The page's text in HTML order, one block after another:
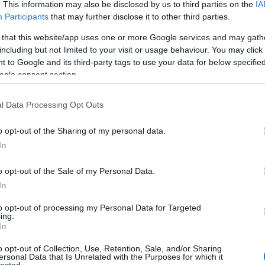
This information may also be disclosed by us to third parties on the
Participants that may further disclose it to other third parties.
that this website/app uses one or more Google services and may
but not limited to your visit or usage behaviour. You may
to Google and its third-party tags to use your data for below
consent section.
Data Processing Opt Outs
opt-out of the Sharing of my personal data.
opt-out of the Sale of my Personal Data.
opt-out of processing my Personal Data for Targeted
opt-out of Collection, Use, Retention, Sale, and/or Sharing
Data that Is Unrelated with the Purposes for which it
ahol nem csak hogy középkori udvarházat,
de akár 800 éves sövénytis. Nálunk ismert
Zoltán
VIII.
alatti
tulajd...
amerre
elem
2014
2014